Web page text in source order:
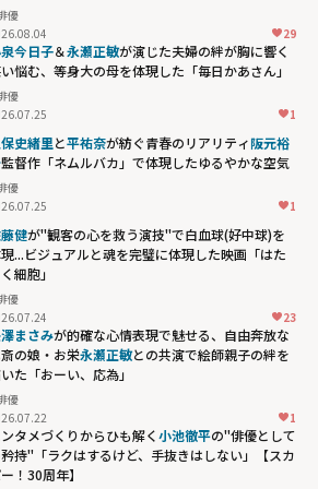
優
29
今日子＆永瀬正敏が演じた夫婦の絆が胸に響く――
悩む、等身大の母を体現した「毎日かあさん」
優
1
史緒里と平祐奈が紡ぐ青春のリアリティ――阪元裕
監督作「ネムルバカ」で体現したゆるやかな空気
優
1
健が"観客の心を救う演技"で白血球(好中球)を
...ビジュアルと魂を完璧に体現した映画「はた
細胞」
優
23
まさみが的確な心情表現で魅せる、自由奔放な
の娘・お栄――永瀬正敏との共演で絵師親子の絆を
た「おーい、応為」
優
1
タメづくりからひも解く小池徹平の"俳優として
持"「ラクはするけど、手抜きはしない」【スカ
！30周年】